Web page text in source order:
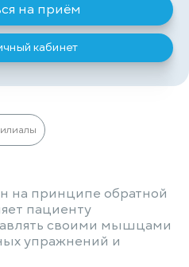
на приём
кабинет
на принципе обратной
пациенту
своими мышцами
упражнений и